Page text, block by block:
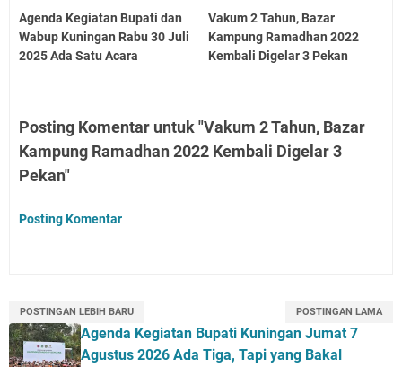
Agenda Kegiatan Bupati dan
Wabup Kuningan Rabu 30 Juli
2025 Ada Satu Acara
Vakum 2 Tahun, Bazar
Kampung Ramadhan 2022
Kembali Digelar 3 Pekan
Posting Komentar untuk "Vakum 2 Tahun, Bazar
Kampung Ramadhan 2022 Kembali Digelar 3
Pekan"
Posting Komentar
POSTINGAN LEBIH BARU POSTINGAN LAMA
Agenda Kegiatan Bupati Kuningan Jumat 7
Agustus 2026 Ada Tiga, Tapi yang Bakal